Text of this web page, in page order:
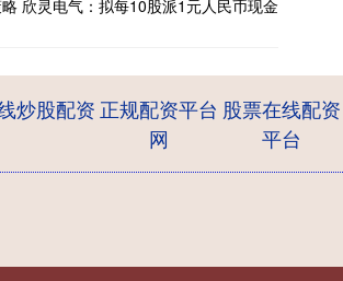
欣灵电气：拟每10股派1元人民币现金
炒股配资 正规配资平台
网
股票在线配资
平台